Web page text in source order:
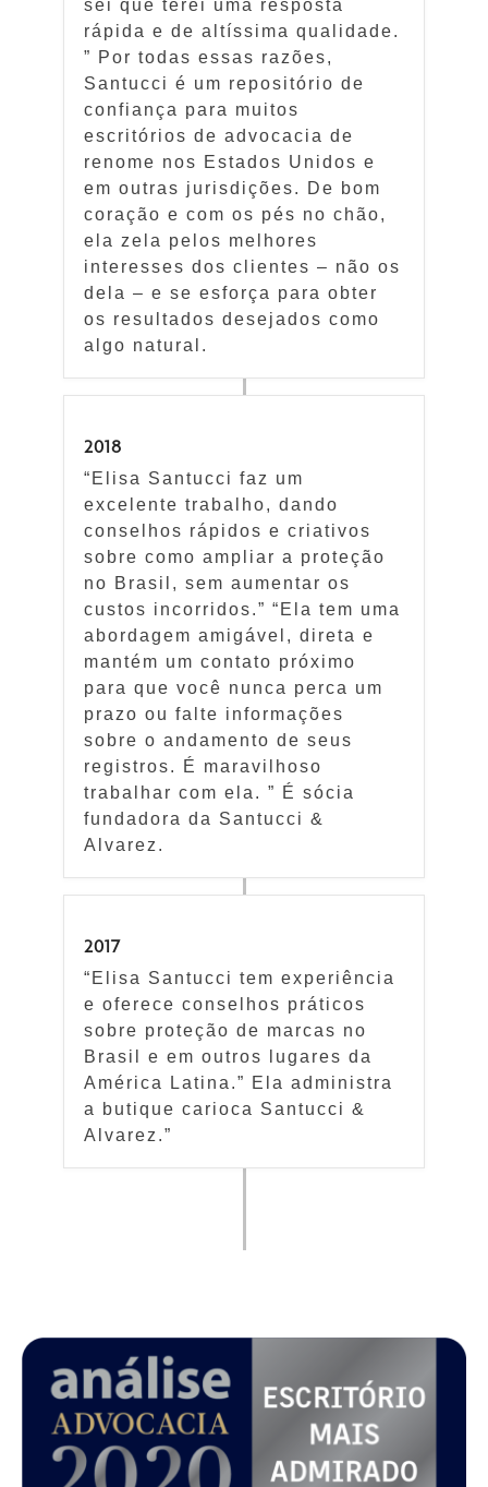
sei que terei uma resposta
rápida e de altíssima qualidade.
” Por todas essas razões,
Santucci é um repositório de
confiança para muitos
escritórios de advocacia de
renome nos Estados Unidos e
em outras jurisdições. De bom
coração e com os pés no chão,
ela zela pelos melhores
interesses dos clientes – não os
dela – e se esforça para obter
os resultados desejados como
algo natural.
2018
“Elisa Santucci faz um
excelente trabalho, dando
conselhos rápidos e criativos
sobre como ampliar a proteção
no Brasil, sem aumentar os
custos incorridos.” “Ela tem uma
abordagem amigável, direta e
mantém um contato próximo
para que você nunca perca um
prazo ou falte informações
sobre o andamento de seus
registros. É maravilhoso
trabalhar com ela. ” É sócia
fundadora da Santucci &
Alvarez.
2017
“Elisa Santucci tem experiência
e oferece conselhos práticos
sobre proteção de marcas no
Brasil e em outros lugares da
América Latina.” Ela administra
a butique carioca Santucci &
Alvarez.”